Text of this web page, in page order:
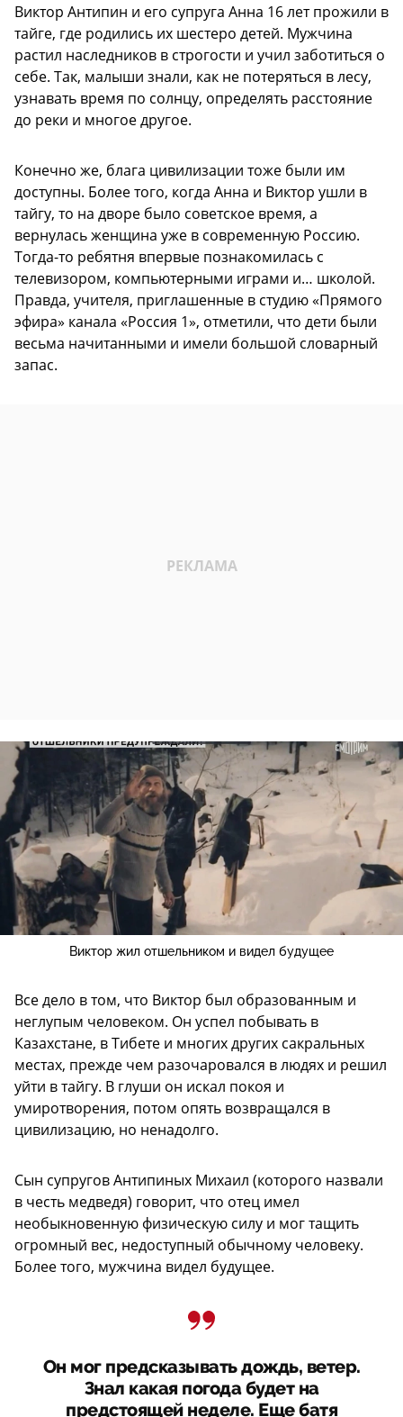
Виктор Антипин и его супруга Анна 16 лет прожили в
тайге, где родились их шестеро детей. Мужчина
растил наследников в строгости и учил заботиться о
себе. Так, малыши знали, как не потеряться в лесу,
узнавать время по солнцу, определять расстояние
до реки и многое другое.
Конечно же, блага цивилизации тоже были им
доступны. Более того, когда Анна и Виктор ушли в
тайгу, то на дворе было советское время, а
вернулась женщина уже в современную Россию.
Тогда-то ребятня впервые познакомилась с
телевизором, компьютерными играми и… школой.
Правда, учителя, приглашенные в студию «Прямого
эфира» канала «Россия 1», отметили, что дети были
весьма начитанными и имели большой словарный
запас.
Виктор жил отшельником и видел будущее
Все дело в том, что Виктор был образованным и
неглупым человеком. Он успел побывать в
Казахстане, в Тибете и многих других сакральных
местах, прежде чем разочаровался в людях и решил
уйти в тайгу. В глуши он искал покоя и
умиротворения, потом опять возвращался в
цивилизацию, но ненадолго.
Сын супругов Антипиных Михаил (которого назвали
в честь медведя) говорит, что отец имел
необыкновенную физическую силу и мог тащить
огромный вес, недоступный обычному человеку.
Более того, мужчина видел будущее.
Он мог предсказывать дождь, ветер.
Знал какая погода будет на
предстоящей неделе. Еще батя